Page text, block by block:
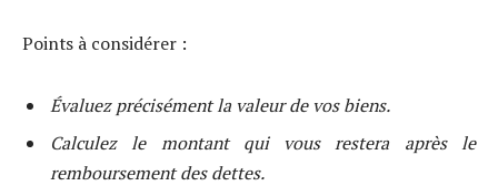
Points à considérer :
Évaluez précisément la valeur de vos biens.
Calculez le montant qui vous restera après le
remboursement des dettes.